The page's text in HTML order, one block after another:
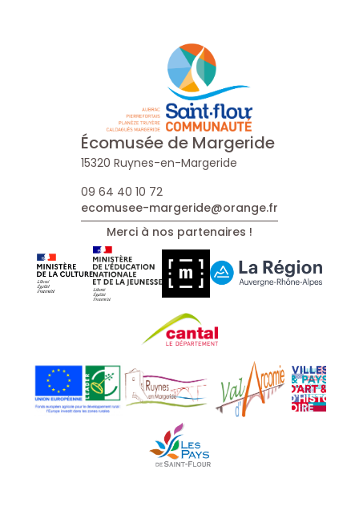
Écomusée de Margeride
15320 Ruynes-en-Margeride
09 64 40 10 72
ecomusee-margeride@orange.fr
Merci à nos partenaires !